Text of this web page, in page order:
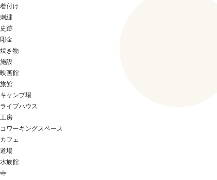
着付け
刺繍
史跡
彫金
焼き物
施設
映画館
旅館
キャンプ場
ライブハウス
工房
コワーキングスペース
カフェ
道場
水族館
寺